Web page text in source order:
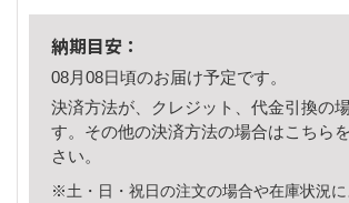
納期目安：
08月08日頃のお届け予定です。
決済方法が、クレジット、代金引換の
す。その他の決済方法の場合はこちら
さい。
※土・日・祝日の注文の場合や在庫状況